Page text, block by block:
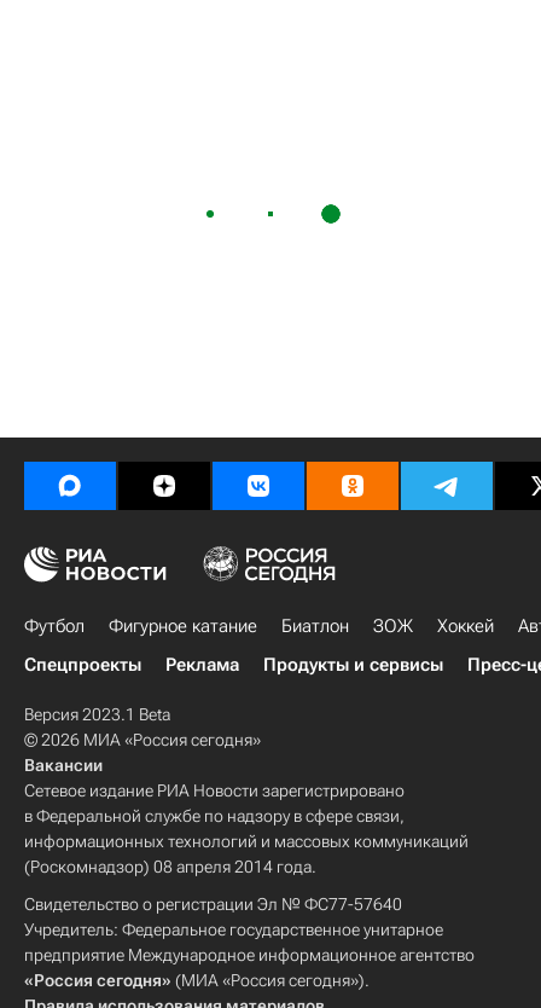
Футбол Фигурное катание Биатлон ЗОЖ Хоккей
Спецпроекты
Реклама Продукты и сервисы Пресс-
Версия 2023.1 Beta
© 2026 МИА «Россия сегодня»
Вакансии
Сетевое издание РИА Новости зарегистрировано
в Федеральной службе по надзору в сфере связи,
информационных технологий и массовых коммуникаций
(Роскомнадзор) 08 апреля 2014 года.
Свидетельство о регистрации Эл № ФС77-57640
Учредитель: Федеральное государственное унитарное
предприятие Международное информационное агентство
«Россия сегодня» (МИА «Россия сегодня»).